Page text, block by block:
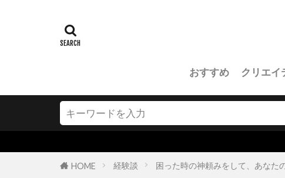
おすすめ クリエイ
HOME 経験談 困った時の神頼みをして、あなた